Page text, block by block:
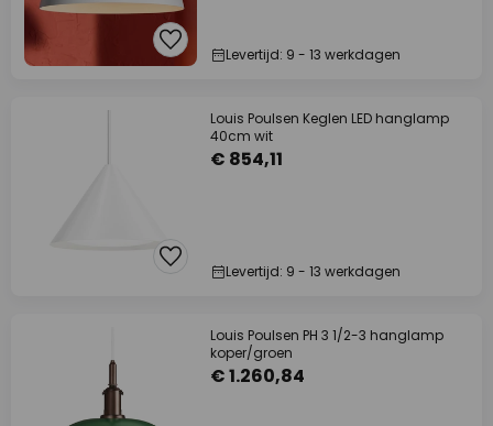
Levertijd: 9 - 13 werkdagen
Louis Poulsen Keglen LED hanglamp
40cm wit
€ 854,11
Levertijd: 9 - 13 werkdagen
Louis Poulsen PH 3 1/2-3 hanglamp
koper/groen
€ 1.260,84